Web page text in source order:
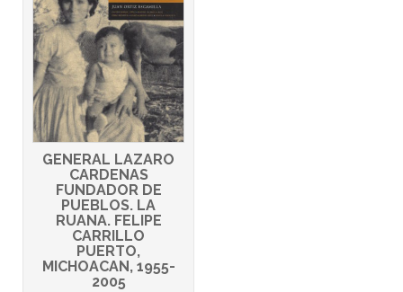
GENERAL LAZARO
CARDENAS
FUNDADOR DE
PUEBLOS. LA
RUANA. FELIPE
CARRILLO
PUERTO,
MICHOACAN, 1955-
2005